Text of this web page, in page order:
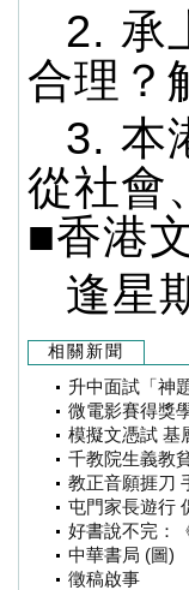
2. 承
合理？
3. 本
從社會
■香港
逢星
相關新聞
升中面試「神
微電影賽得獎
模擬文憑試 基
千教院生義教
教正音願捱刀
屯門家長遊行
好書說不完：
中華書局 (圖)
徵稿啟事